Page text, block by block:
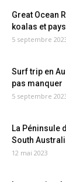
Great Ocean
koalas et
5 septembre
Surf trip en
pas manquer
5 septembre
La Péninsule
South
12 mai 2023